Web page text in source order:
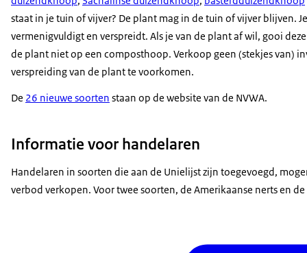
staat in je tuin of vijver? De plant mag in de tuin of vijver blijven.
vermenigvuldigt en verspreidt. Als je van de plant af wil, gooi
de plant niet op een composthoop. Verkoop geen (stekjes van)
verspreiding van de plant te voorkomen.
De 26 nieuwe soorten staan op de website van de NVWA.
Informatie voor handelaren
Handelaren in soorten die aan de Unielijst zijn toegevoegd,
verbod verkopen. Voor twee soorten, de Amerikaanse nerts en